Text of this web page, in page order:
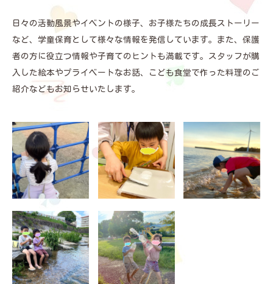
日々の活動風景やイベントの様子、お子様たちの成長ストーリー
など、学童保育として様々な情報を発信しています。また、保護
者の方に役立つ情報や子育てのヒントも満載です。スタッフが購
入した絵本やプライベートなお話、こども食堂で作った料理のご
紹介などもお知らせいたします。
桜花学園大学の学
園祭に行ってきま
した！✨ 初日の金
曜日は前日...
11月1日に、子ど
も達と一緒に名城
大学薬学部の大学
祭に行って...
公園での砂遊びが
大好きな子ども達
は大きなシャベル
を手にして砂...
子どもたちと一緒
に、のびのびとし
た自然学習を楽し
みました🍃✨...
夏が終わり、季節
はすっかり秋の訪
れを感じる涼しい
気温になりま...